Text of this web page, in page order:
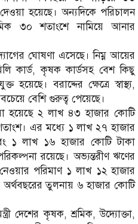
হয়েছে। অন্যদিকে পরিচালন
৩০ শতাংশে নামিয়ে আনার
ঘোষণা এসেছে। নিম্ন আয়ের
কার্ড, কৃষক কার্ডসহ বেশ কিছু
বরাদ্দের ক্ষেত্রে স্বাস্থ্য,
বেশি গুরুত্ব পেয়েছে।
হয়েছে ২ লাখ ৪৩ হাজার কোটি
এর মধ্যে ১ লাখ ২৭ হাজার
১ লাখ ১৬ হাজার কোটি টাকা
রয়েছে। অভ্যন্তরীণ ঋণের
পরিমাণ ১ লাখ ১২ হাজার
অর্থবছরের তুলনায় ৬ হাজার কোটি
দেশের কৃষক, শ্রমিক, উদ্যোক্তা,